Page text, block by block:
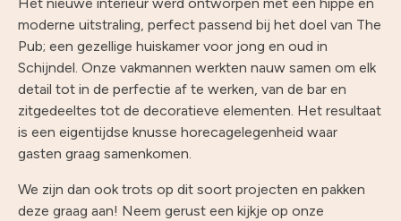
moderne uitstraling, perfect passend bij het doel van The
Pub; een gezellige huiskamer voor jong en oud in
Schijndel. Onze vakmannen werkten nauw samen om elk
detail tot in de perfectie af te werken, van de bar en
zitgedeeltes tot de decoratieve elementen. Het resultaat
is een eigentijdse knusse horecagelegenheid waar
gasten graag samenkomen.
We zijn dan ook trots op dit soort projecten en pakken
deze graag aan! Neem gerust een kijkje op onze